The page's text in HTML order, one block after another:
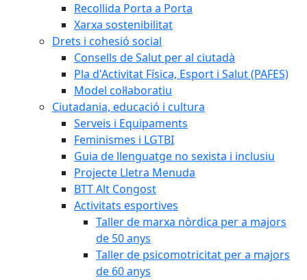
Recollida Porta a Porta
Xarxa sostenibilitat
Drets i cohesió social
Consells de Salut per al ciutadà
Pla d'Activitat Física, Esport i Salut (PAFES)
Model col·laboratiu
Ciutadania, educació i cultura
Serveis i Equipaments
Feminismes i LGTBI
Guia de llenguatge no sexista i inclusiu
Projecte Lletra Menuda
BTT Alt Congost
Activitats esportives
Taller de marxa nòrdica per a majors
de 50 anys
Taller de psicomotricitat per a majors
de 60 anys